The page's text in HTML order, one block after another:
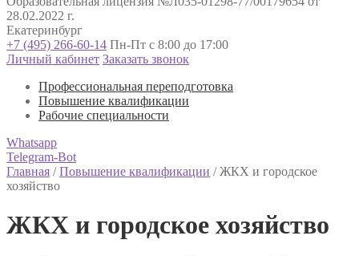
28.02.2022 г.
Екатеринбург
+7 (495) 266-60-14 Пн-Пт с 8:00 до 17:00
Личный кабинет Заказать звонок
Профессиональная переподготовка
Повышение квалификации
Рабочие специальности
Whatsapp
Telegram-Bot
Главная /Повышение квалификации /ЖКХ и городское
хозяйство
ЖКХ и городское хозяйство